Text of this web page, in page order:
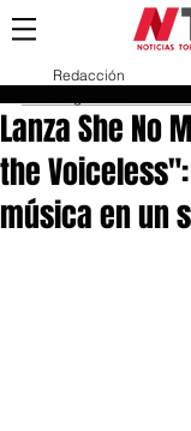
Lanza She No
the
música en un
Redacción